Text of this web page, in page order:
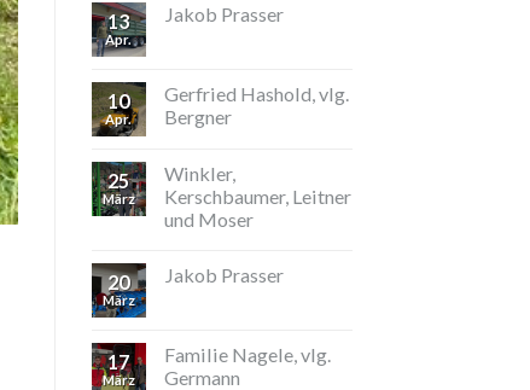
13
Apr.
Jakob Prasser
10
Apr.
Gerfried Hashold, vlg.
Bergner
25
März
Winkler,
Kerschbaumer, Leitner
und Moser
20
März
Jakob Prasser
17
März
Familie Nagele, vlg.
Germann